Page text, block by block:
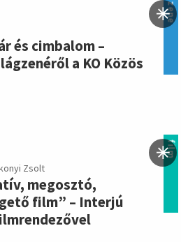
zene
és cimbalom –
a KO Közös
film
Zsolt
megosztó,
film” – Interjú